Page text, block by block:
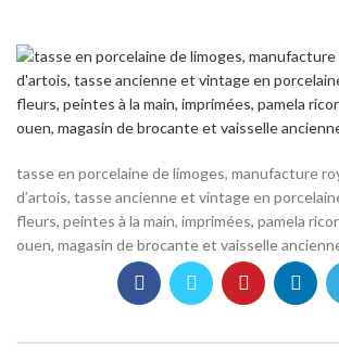
tasse en porcelaine de limoges, manufacture
d’artois, tasse ancienne et vintage en
fleurs, peintes à la main, imprimées, pamela
ouen, magasin de brocante et vaisselle